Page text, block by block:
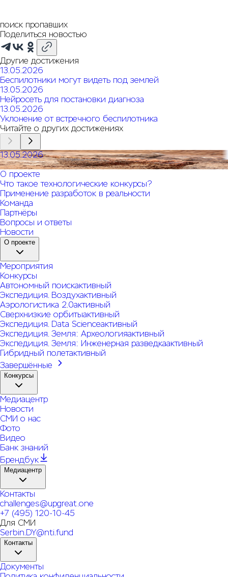
поиск пропавших
Поделиться новостью
Другие достижения
13.05.2026
Беспилотники могут видеть под землей
13.05.2026
Нейросеть для постановки диагноза
13.05.2026
Уклонение от встречного беспилотника
Читайте о других достижениях
13.05.2026
Беспилотники могут видеть под землей
О проекте
Что такое технологические конкурсы?
Применение разработок в реальности
Команда
Партнёры
Вопросы и ответы
Новости
О проекте
Мероприятия
Конкурсы
Автономный поискактивный
Экспедиция. Воздухактивный
Аэрологистика 2.0активный
Сверхнизкие орбитыактивный
Экспедиция. Data Scienceактивный
Экспедиция. Земля: Археологияактивный
Экспедиция. Земля: Инженерная разведкаактивный
Гибридный полетактивный
Завершённые
Конкурсы
Медиацентр
Новости
СМИ о нас
Фото
Видео
Банк знаний
Брендбук
Медиацентр
Контакты
challenges@upgreat.one
+7 (495) 120-10-45
Для СМИ
Serbin.DY@nti.fund
Контакты
Документы